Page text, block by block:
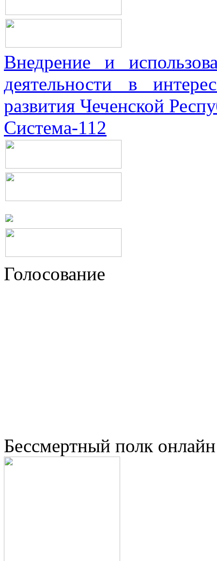
Внедрение и
деятельности в
развития Чеченской
Система-112
Голосование
Бессмертный полк онлайн